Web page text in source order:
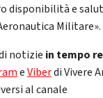
disponibilità e
Militare».
notizie in tempo
eViberdi Vivere
al canale